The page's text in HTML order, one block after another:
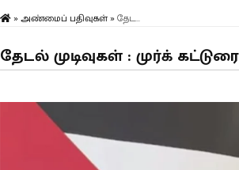
» அண்மைப் பதிவுகள்» தேட...
தேடல் முடிவுகள் : முர்க் கட்டுரை